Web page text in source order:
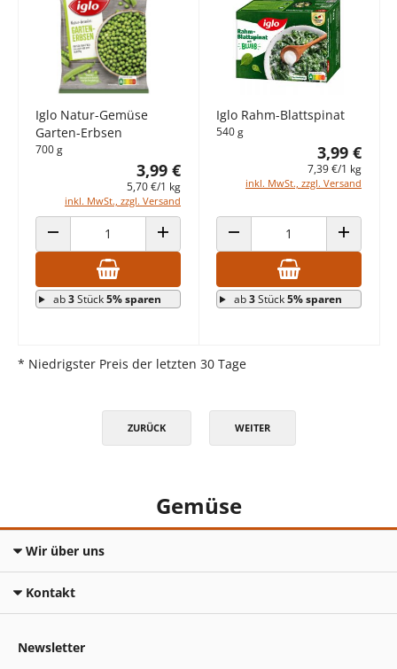
Iglo Natur-Gemüse
Garten-Erbsen
700 g
3,99 €
5,70 €/1 kg
inkl. MwSt., zzgl. Versand
ANZAHL VERRINGERN ANZAHL ERHÖHEN
ab3Stück5% sparen
Iglo Rahm-Blattspinat
540 g
3,99 €
7,39 €/1 kg
inkl. MwSt., zzgl. Versand
ANZAHL VERRINGERN ANZAHL
ab3Stück5% sparen
* Niedrigster Preis der letzten 30 Tage
ZURÜCK WEITER
Gemüse
Wir über uns
Kontakt
Newsletter